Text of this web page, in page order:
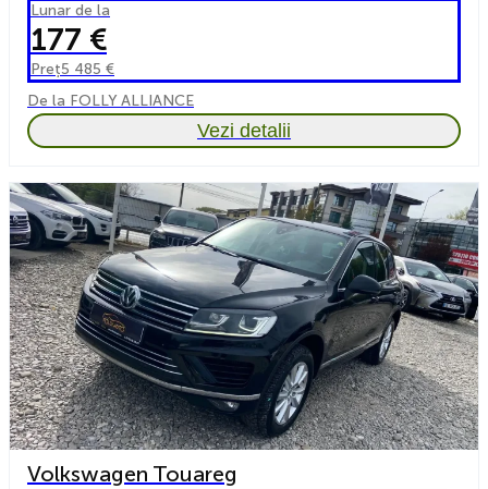
Lunar de la
177 €
Preț5 485 €
De la FOLLY ALLIANCE
Vezi detalii
Volkswagen Touareg